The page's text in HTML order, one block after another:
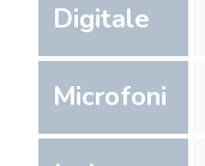
Digitale
Microfoni